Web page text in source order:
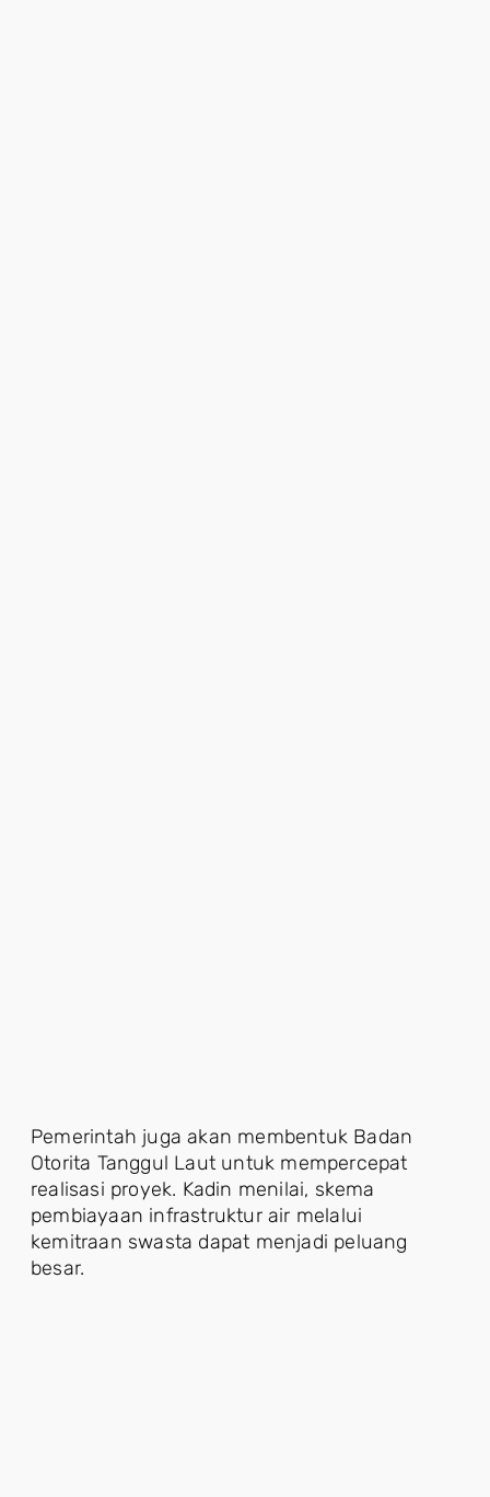
Pemerintah juga akan membentuk Badan
Otorita Tanggul Laut untuk mempercepat
realisasi proyek. Kadin menilai, skema
pembiayaan infrastruktur air melalui
kemitraan swasta dapat menjadi peluang
besar.